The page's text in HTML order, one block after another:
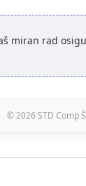
miran rad
© 2026 STD Comp